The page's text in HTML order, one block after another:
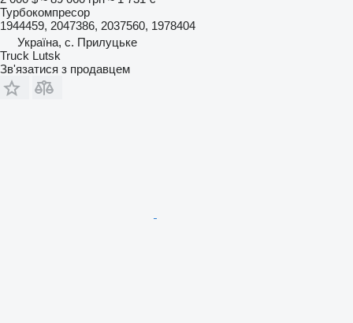
Турбокомпресор
1944459, 2047386, 2037560, 1978404
Україна, с. Прилуцьке
Truck Lutsk
Зв'язатися з продавцем